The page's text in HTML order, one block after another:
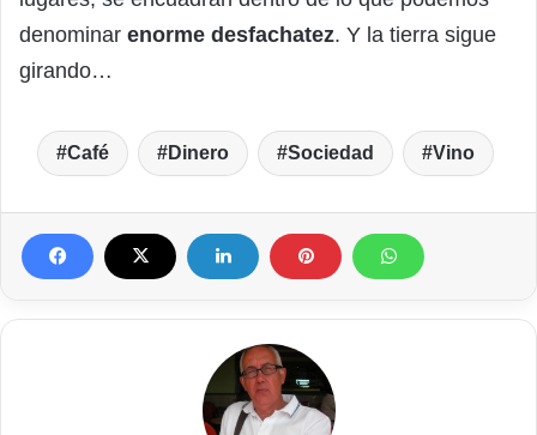
denominar enorme desfachatez. Y la tierra sigue
girando…
Café Dinero Sociedad Vino